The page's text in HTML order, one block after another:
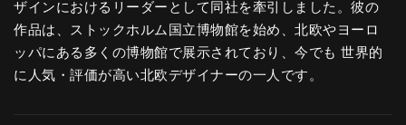
ザインにおけるリーダーとして同社を牽引しました。彼の
作品は、ストックホルム国立博物館を始め、北欧やヨーロ
ッパにある多くの博物館で展示されており、今でも 世界的
に人気・評価が高い北欧デザイナーの一人です。